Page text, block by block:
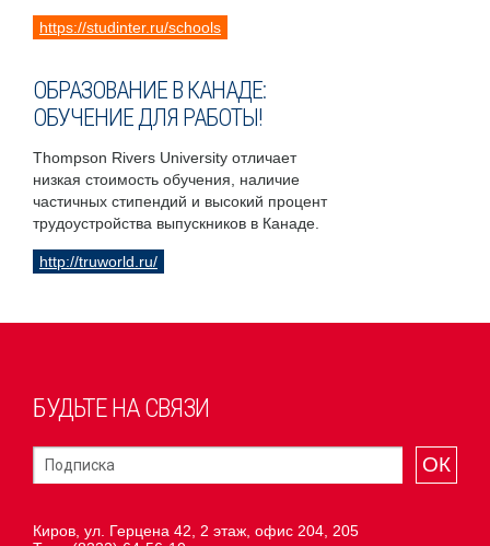
https://studinter.ru/schools
ОБРАЗОВАНИЕ В КАНАДЕ:
ОБУЧЕНИЕ ДЛЯ РАБОТЫ!
Thompson Rivers University отличает
низкая стоимость обучения, наличие
частичных стипендий и высокий процент
трудоустройства выпускников в Канаде.
http://truworld.ru/
БУДЬТЕ НА СВЯЗИ
ОК
Киров, ул. Герцена 42, 2 этаж, офис 204, 205